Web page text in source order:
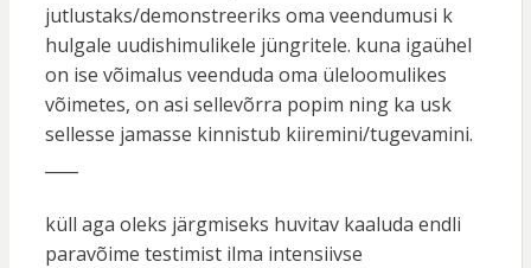
jutlustaks/demonstreeriks oma veendumusi k
hulgale uudishimulikele jüngritele. kuna igaühel
on ise võimalus veenduda oma üleloomulikes
võimetes, on asi sellevõrra popim ning ka usk
sellesse jamasse kinnistub kiiremini/tugevamini.
küll aga oleks järgmiseks huvitav kaaluda endli
paravõime testimist ilma intensiivse